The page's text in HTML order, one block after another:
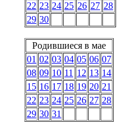
22 23 24 25 26 27 28
29 30
Родившиеся в мае
01 02 03 04 05 06 07
08 09 10 11 12 13 14
15 16 17 18 19 20 21
22 23 24 25 26 27 28
29 30 31